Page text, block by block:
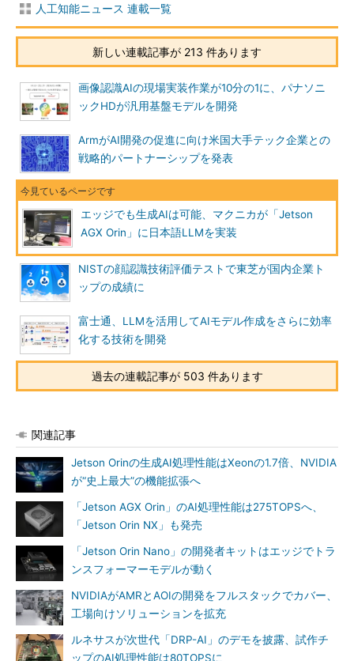
人工知能ニュース 連載一覧
新しい連載記事が 213 件あります
画像認識AIの現場実装作業が10分の1に、パナソニ
ックHDが汎用基盤モデルを開発
ArmがAI開発の促進に向け米国大手テック企業との
戦略的パートナーシップを発表
エッジでも生成AIは可能、マクニカが「Jetson
AGX Orin」に日本語LLMを実装
NISTの顔認識技術評価テストで東芝が国内企業ト
ップの成績に
富士通、LLMを活用してAIモデル作成をさらに効率
化する技術を開発
過去の連載記事が 503 件あります
関連記事
Jetson Orinの生成AI処理性能はXeonの1.7倍、NVIDIA
が“史上最大”の機能拡張へ
「Jetson AGX Orin」のAI処理性能は275TOPSへ、
「Jetson Orin NX」も発売
「Jetson Orin Nano」の開発者キットはエッジでトラ
ンスフォーマーモデルが動く
NVIDIAがAMRとAOIの開発をフルスタックでカバー、
工場向けソリューションを拡充
ルネサスが次世代「DRP-AI」のデモを披露、試作チ
ップのAI処理性能は80TOPSに